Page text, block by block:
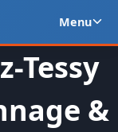
Menu
Tessy
&